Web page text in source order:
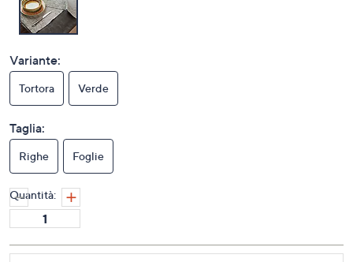
Variante:
Tortora Verde
Taglia:
Righe Foglie
Quantità: